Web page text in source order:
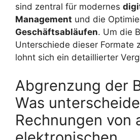
sind zentral für modernes
Management und die
Geschäftsabläufen. Um die
Unterschiede dieser Formate
lohnt sich ein detaillierter
Abgrenzung der
Was
Rechnungen von